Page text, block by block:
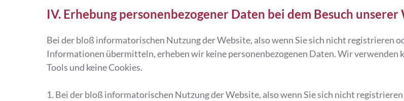
IV. Erhebung personenbezogener Daten bei dem Besuch unserer
Bei der bloß informatorischen Nutzung der Website, also wenn Sie sich nicht registrieren
Informationen übermitteln, erheben wir keine personenbezogenen Daten. Wir verwenden
Tools und keine Cookies.
1. Bei der bloß informatorischen Nutzung der Website, also wenn Sie sich nicht